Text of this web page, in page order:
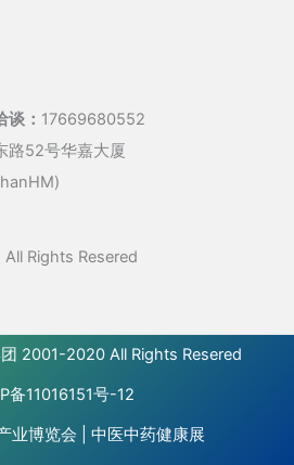
： 17669680552
路52号华嘉大厦
Rights Resered
2001-2020 All Rights Resered
备11016151号-12
业博览会 中医中药健康展